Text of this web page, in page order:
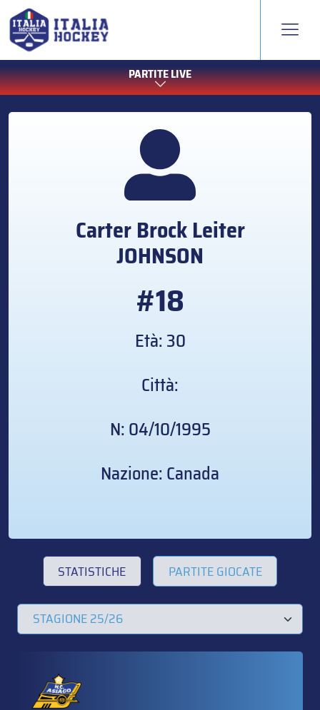
PARTITE LIVE
Carter Brock Leiter
JOHNSON
#18
Età: 30
Città:
N: 04/10/1995
Nazione: Canada
STATISTICHE PARTITE GIOCATE